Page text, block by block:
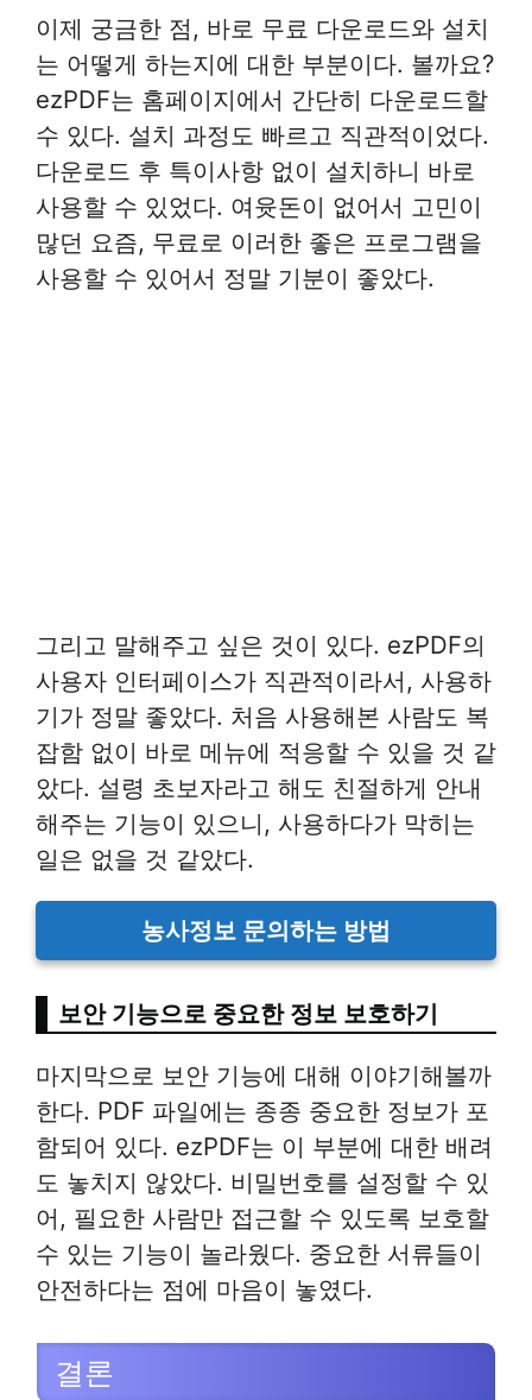
이제 궁금한 점, 바로 무료 다운로드와 설치
는 어떻게 하는지에 대한 부분이다. 볼까요?
ezPDF는 홈페이지에서 간단히 다운로드할
수 있다. 설치 과정도 빠르고 직관적이었다.
다운로드 후 특이사항 없이 설치하니 바로
사용할 수 있었다. 여윳돈이 없어서 고민이
많던 요즘, 무료로 이러한 좋은 프로그램을
사용할 수 있어서 정말 기분이 좋았다.
그리고 말해주고 싶은 것이 있다. ezPDF의
사용자 인터페이스가 직관적이라서, 사용하
기가 정말 좋았다. 처음 사용해본 사람도 복
잡함 없이 바로 메뉴에 적응할 수 있을 것 같
았다. 설령 초보자라고 해도 친절하게 안내
해주는 기능이 있으니, 사용하다가 막히는
일은 없을 것 같았다.
농사정보 문의하는 방법
보안 기능으로 중요한 정보 보호하기
마지막으로 보안 기능에 대해 이야기해볼까
한다. PDF 파일에는 종종 중요한 정보가 포
함되어 있다. ezPDF는 이 부분에 대한 배려
도 놓치지 않았다. 비밀번호를 설정할 수 있
어, 필요한 사람만 접근할 수 있도록 보호할
수 있는 기능이 놀라웠다. 중요한 서류들이
안전하다는 점에 마음이 놓였다.
결론